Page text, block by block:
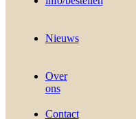
Nieuws
Over
ons
Contact